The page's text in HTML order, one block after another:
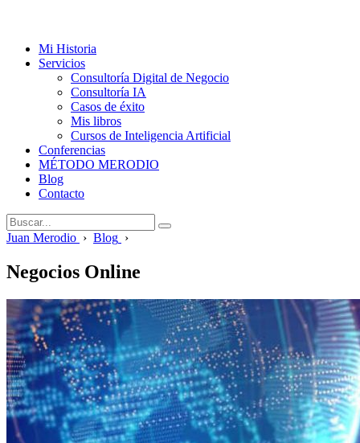
Mi Historia
Servicios
Consultoría Digital de Negocio
Consultoría IA
Casos de éxito
Mis libros
Cursos de Inteligencia Artificial
Conferencias
MÉTODO MERODIO
Blog
Contacto
Juan Merodio › Blog ›
Negocios Online